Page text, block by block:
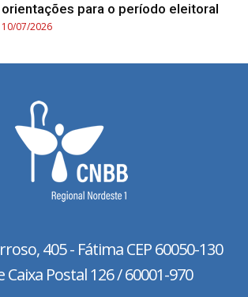
orientações para o período eleitoral
10/07/2026
405 - FátimaCEP 60050-130
Caixa Postal 126 / 60001-970